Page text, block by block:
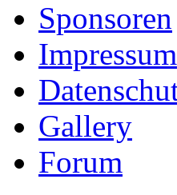
Sponsoren
Impressum
Gallery
Forum